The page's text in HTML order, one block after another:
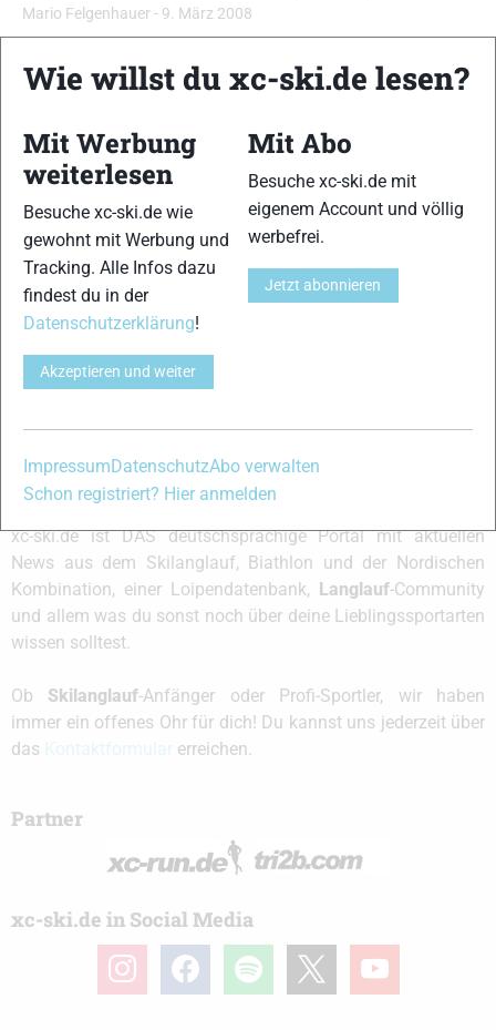
Mario Felgenhauer - 9. März 2008
Ergebnisse Skimarathons
Engadin Skimarathon Samedan (SUI)
Mario Felgenhauer
Ergebnisse|Skimarathon Ergebnisse|Skimarathons
Engadin Skimarathon Samedan (SUI)
Mario Felgenhauer-12. März 2006
Ergebnisse|Skimarathons
Engadin Skimarathon Schweiz
Mario Felgenhauer-13. März 2005
Zurück 2
xc-ski.de ist DAS deutschsprachige Portal mit aktuellen
News aus dem Skilanglauf, Biathlon und der Nordischen
Kombination, einer Loipendatenbank, Langlauf-Community
und allem was du sonst noch über deine Lieblingssportarten
wissen solltest.
Ob Skilanglauf-Anfänger oder Profi-Sportler, wir haben
immer ein offenes Ohr für dich! Du kannst uns jederzeit über
das
erreichen.
Partner
xc-ski.de in Social Media
instagramfacebook spotify youtube
Wie willst du xc-ski.de lesen?
Mit Werbung
weiterlesen
Besuche xc-ski.de wie
gewohnt mit Werbung und
Tracking. Alle Infos dazu
findest du in der
Datenschutzerklärung!
Akzeptieren und weiter
Mit Abo
Besuche xc-ski.de mit
eigenem Account und völlig
werbefrei.
Jetzt abonnieren
ImpressumDatenschutzAbo verwalten
Schon registriert? Hier anmelden